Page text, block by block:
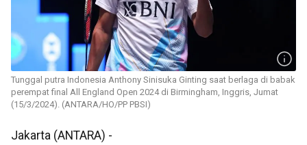
Tunggal putra Indonesia Anthony Sinisuka Ginting saat berlaga di babak
perempat final All England Open 2024 di Birmingham, Inggris, Jumat
(15/3/2024). (ANTARA/HO/PP PBSI)
Jakarta (ANTARA) -